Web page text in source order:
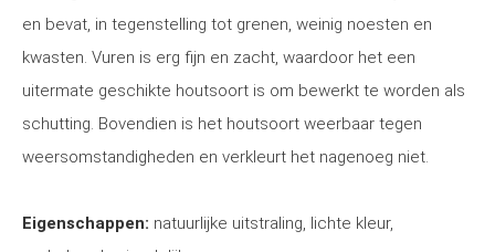
en bevat, in tegenstelling tot grenen, weinig noesten en
kwasten. Vuren is erg fijn en zacht, waardoor het een
uitermate geschikte houtsoort is om bewerkt te worden als
schutting. Bovendien is het houtsoort weerbaar tegen
weersomstandigheden en verkleurt het nagenoeg niet.
Eigenschappen: natuurlijke uitstraling, lichte kleur,